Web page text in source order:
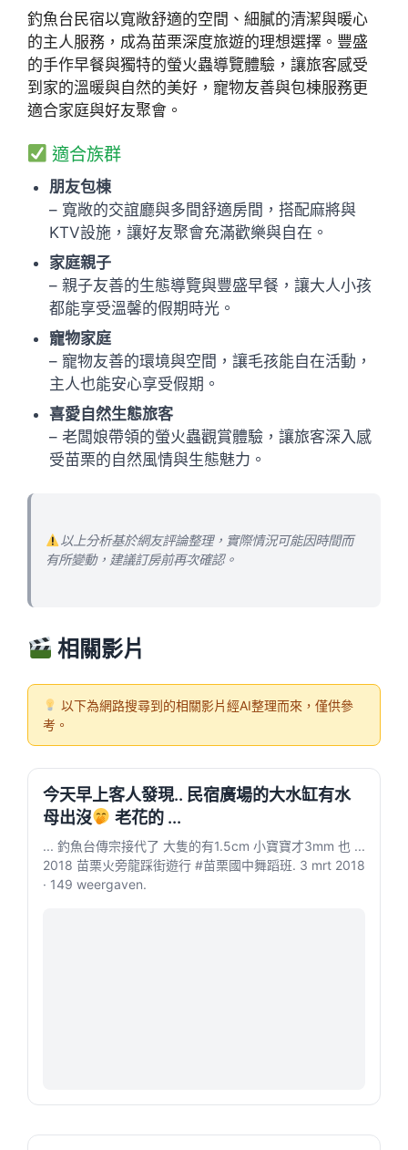
釣魚台民宿以寬敞舒適的空間、細膩的清潔與暖心
的主人服務，成為苗栗深度旅遊的理想選擇。豐盛
的手作早餐與獨特的螢火蟲導覽體驗，讓旅客感受
到家的溫暖與自然的美好，寵物友善與包棟服務更
適合家庭與好友聚會。
適合族群
朋友包棟
– 寬敞的交誼廳與多間舒適房間，搭配麻將與
KTV設施，讓好友聚會充滿歡樂與自在。
家庭親子
– 親子友善的生態導覽與豐盛早餐，讓大人小孩
都能享受溫馨的假期時光。
寵物家庭
– 寵物友善的環境與空間，讓毛孩能自在活動，
主人也能安心享受假期。
喜愛自然生態旅客
– 老闆娘帶領的螢火蟲觀賞體驗，讓旅客深入感
受苗栗的自然風情與生態魅力。
以上分析基於網友評論整理，實際情況可能因時間而
有所變動，建議訂房前再次確認。
相關影片
以下為網路搜尋到的相關影片經AI整理而來，僅供參
考。
今天早上客人發現.. 民宿廣場的大水缸有水
母出沒
老花的 ...
... 釣魚台傳宗接代了 大隻的有1.5cm 小寶寶才3mm 也 ...
2018 苗栗火旁龍踩街遊行 #苗栗國中舞蹈班. 3 mrt 2018
· 149 weergaven.